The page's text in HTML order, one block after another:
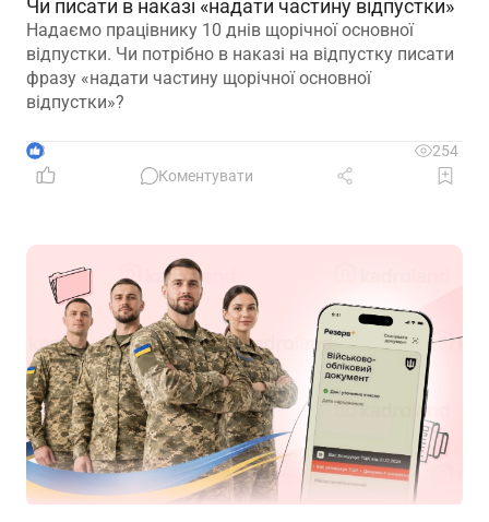
Чи писати в наказі «надати частину відпустки»
Надаємо працівнику 10 днів щорічної основної
відпустки. Чи потрібно в наказі на відпустку писати
фразу «надати частину щорічної основної
відпустки»?
3
254
Коментувати